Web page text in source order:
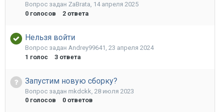
Вопрос задан ZaBrata, 14 апреля 2025
0 голосов 2 ответа
Нельзя войти
Вопрос задан Andrey99641 23 апреля 2024
1 голос 3 ответа
Запустим новую сборку?
Вопрос задан mkdckk 28 июля 2023
0 голосов 0 ответов